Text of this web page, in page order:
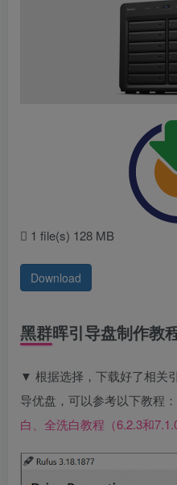
1 file(s) 128 MB
Download
黑群晖引导盘制作教
▼ 根据选择，下载好了相关
导优盘，可以参考以下教程：
白、全洗白教程（6.2.3和